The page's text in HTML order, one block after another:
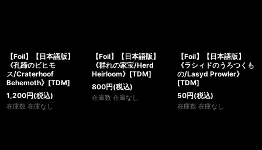
【Foil】【日本語版】
《孔蹄のビヒモ
ス/Craterhoof
Behemoth》[TDM]
1,200円(税込)
在庫数 在庫なし
【Foil】【日本語版】
《群れの家宝/Herd
Heirloom》[TDM]
800円(税込)
在庫数 在庫なし
【Foil】【日本語版】
《ラシィドのうろつくも
の/Lasyd Prowler》
[TDM]
50円(税込)
在庫数 在庫なし